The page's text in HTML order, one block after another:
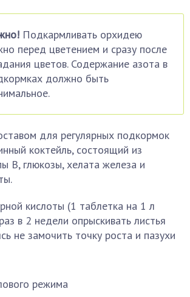
Подкармливать орхидею
перед цветением и сразу после
цветов. Содержание азота в
должно быть
для регулярных подкормок
коктейль, состоящий из
В, глюкозы, хелата железа и
кислоты (1 таблетка на 1 л
в 2 недели опрыскивать листья
не замочить точку роста и пазухи
режима